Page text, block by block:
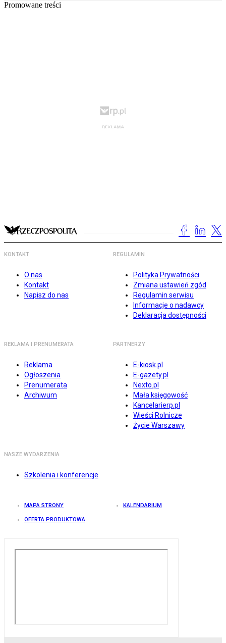
Promowane treści
KONTAKT
O nas
Kontakt
Napisz do nas
REGULAMIN
Polityka Prywatności
Zmiana ustawień zgód
Regulamin serwisu
Informacje o nadawcy
Deklaracja dostępności
REKLAMA I PRENUMERATA
Reklama
Ogłoszenia
Prenumerata
Archiwum
PARTNERZY
E-kiosk.pl
E-gazety.pl
Nexto.pl
Mała księgowość
Kancelarierp.pl
Wieści Rolnicze
Życie Warszawy
NASZE WYDARZENIA
Szkolenia i konferencje
MAPA STRONY KALENDARIUM
OFERTA PRODUKTOWA